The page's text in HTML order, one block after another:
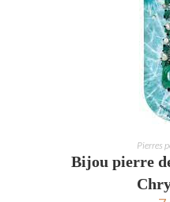
Pierres
Bijou pierre